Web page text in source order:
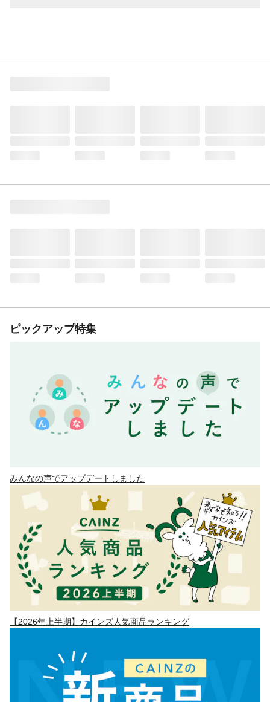
ピックアップ特集
みんなの声でアップデートしました
【2026年上半期】カインズ人気商品ランキング